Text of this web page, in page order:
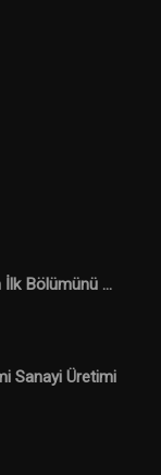
İlk Bölümünü ...
Sanayi Üretimi